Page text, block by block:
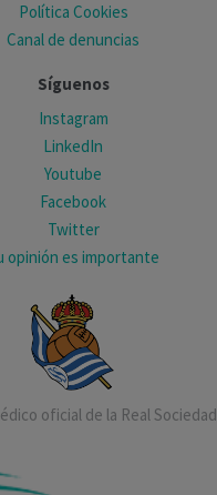
Política Cookies
Canal de denuncias
Síguenos
Instagram
LinkedIn
Youtube
Facebook
Twitter
opinión es importante
oficial de la Real Sociedad